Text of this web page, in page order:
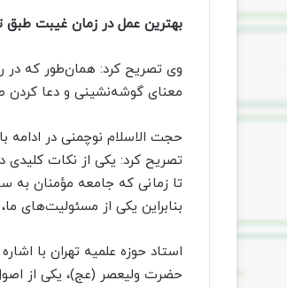
بهترین عمل در زمان غیبت
وی تصریح کرد: همان‌طور که در
معنای گوشه‌نشینی و دعا
حجت الاسلام نوچمنی در ادامه
تصریح کرد: یکی از نکات
تا زمانی که جامعه مؤمنان به
بنابراین یکی از مسئولیت‌های
استاد حوزه علمیه تهران با
حضرت ولیعصر (عج)، یکی از